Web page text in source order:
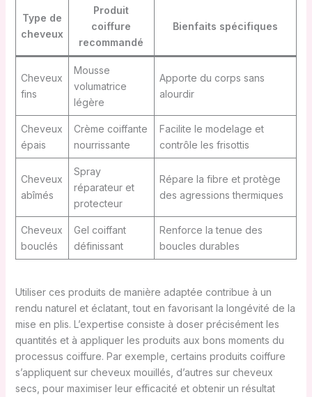
Type de
cheveux
Produit
coiffure
recommandé
Bienfaits spécifiques
Cheveux
fins
Mousse
volumatrice
légère
Apporte du corps sans
alourdir
Cheveux
épais
Crème coiffante
nourrissante
Facilite le modelage et
contrôle les frisottis
Cheveux
abîmés
Spray
réparateur et
protecteur
Répare la fibre et protège
des agressions thermiques
Cheveux
bouclés
Gel coiffant
définissant
Renforce la tenue des
boucles durables
Utiliser ces produits de manière adaptée contribue à un
rendu naturel et éclatant, tout en favorisant la longévité de la
mise en plis. L’expertise consiste à doser précisément les
quantités et à appliquer les produits aux bons moments du
processus coiffure. Par exemple, certains produits coiffure
s’appliquent sur cheveux mouillés, d’autres sur cheveux
secs, pour maximiser leur efficacité et obtenir un résultat